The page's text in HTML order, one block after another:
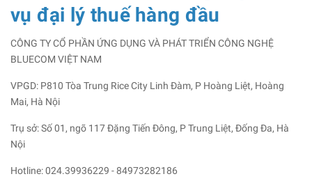
vụ đại lý thuế hàng đầu
CÔNG TY CỔ PHẦN ỨNG DỤNG VÀ PHÁT TRIỂN CÔNG NGHỆ
BLUECOM VIỆT NAM
VPGD: P810 Tòa Trung Rice City Linh Đàm, P Hoàng Liệt, Hoàng
Mai, Hà Nội
Trụ sở: Số 01, ngõ 117 Đặng Tiến Đông, P Trung Liệt, Đống Đa, Hà
Nội
Hotline: 024.39936229 - 84973282186